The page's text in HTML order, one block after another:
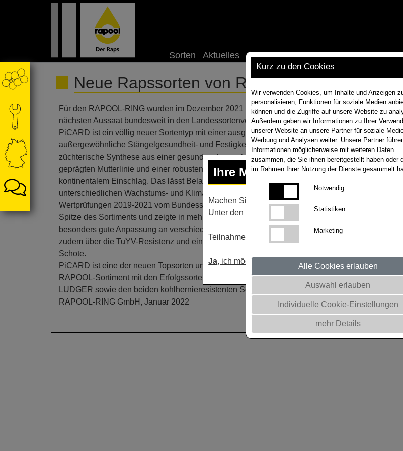
Kurz zu den Cookies
Wir verwenden Cookies, um Inhalte und Anzeigen
personalisieren, Funktionen für soziale Medien
können und die Zugriffe auf unsere Website zu
Außerdem geben wir Informationen zu Ihrer
unserer Website an unsere Partner für soziale
Werbung und Analysen weiter. Unsere Partner
Informationen möglicherweise mit weiteren Daten
zusammen, die Sie ihnen bereitgestellt haben oder
im Rahmen Ihrer Nutzung der Dienste gesammelt
Notwendig
Statistiken
Marketing
Alle Cookies erlauben
Auswahl erlauben
Individuelle Cookie-Einstellungen
mehr Details
Sorten Aktuelles Anbau Unternehmen Service
Neue Rapssorten von RAPOOL
Für den RAPOOL-RING wurden im Dezember 2021 neue Winterrapssorten vom
nächsten Aussaat bundesweit in den Landessortenversuchen und für eine Markteinführung zur
PiCARD ist ein völlig neuer Sortentyp mit einer ausgeprägten Wachsschicht für eine
außergewöhnliche Stängelgesundheit- und Festigkeit. Die Sorte ist eine neue
züchterische Synthese aus einer gesunden, kompakten, hoch effizient maritim
geprägten Mutterlinie und einer robusten anspruchslosen Vaterlinie mit stark
kontinentalem Einschlag. Das lässt Belastbarkeit und Höchsterträge unter
unterschiedlichen Wachstums- und Klimabedingungen erwarten. In den 3-jährigen
Wertprüfungen 2019-2021 vom Bundessortenamt lag PiCARD im Kornertrag an der
Spitze des Sortiments und zeigte in mehrjährigen eigenen Versuchen eine
besonders gute Anpassung an verschiedene N-Düngungsniveaus. PiCARD verfügt
zudem über die TuYV-Resistenz und eine geringe Ausfallneigung der Samen in der
Schote.
PiCARD ist eine der neuen Topsorten und ergänzt somit das leistungsgeprüfte
RAPOOL-Sortiment mit den Erfolgssorten DAKTARI, SMARAGD, SCOTCH und
LUDGER sowie den beiden kohlhernieresistenten Sorten CROCODILE und CROOZER.
RAPOOL-RING GmbH, Januar 2022
Ihre Meinungist uns wichtig!
Machen Sie jetzt mit bei unserem
Unter den Teilnehmern verlosen wir Saatgut-
Teilnahmeschluss: 31. August 2026
Ja, ich möchte teilnehmen